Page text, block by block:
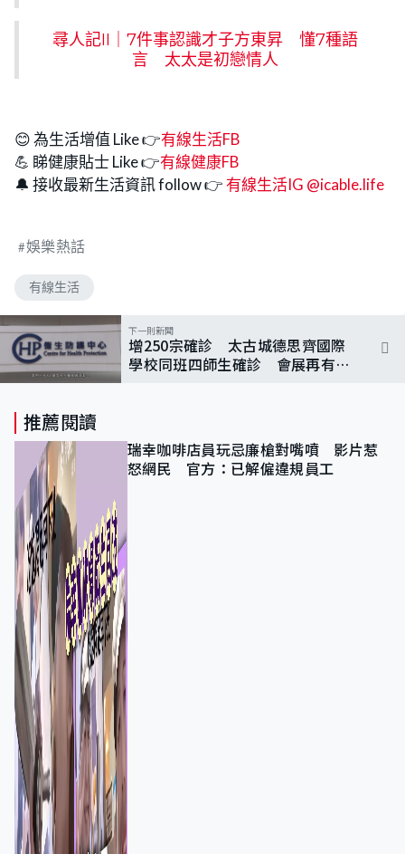
尋人記II｜7件事認識才子方東昇 懂7種語
言 太太是初戀情人
😊 為生活增值 Like 👉有線生活FB
💪 睇健康貼士 Like 👉有線健康FB
🔔 接收最新生活資訊 follow 👉 有線生活IG @icable.life
娛樂熱話
有線生活
下一則新聞
增250宗確診 太古城德思齊國際
學校同班四師生確診 會展再有員
推薦閱讀
瑞幸咖啡店員玩忌廉槍對嘴噴 影片惹
怒網民 官方：已解僱違規員工